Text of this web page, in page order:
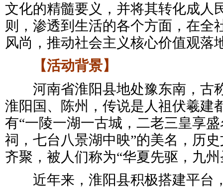
文化的精髓要义，并将其转化成人
则，渗透到生活的各个方面，在全
风尚，推动社会主义核心价值观落
【活动背景】
河南省淮阳县地处豫东南，古
淮阳国、陈州，传说是人祖伏羲建
有“一陵一湖一古城，二老三皇享
祠，七台八景湖中映”的美名，历
齐聚，被人们称为“华夏先驱，九州
近年来，淮阳县积极搭建平台